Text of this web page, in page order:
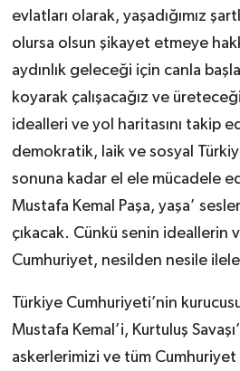
evlatları olarak, yaşadığımız
olursa olsun şikayet etmeye
aydınlık geleceği için canla
koyarak çalışacağız ve
idealleri ve yol haritasını takip
demokratik, laik ve sosyal
sonuna kadar el ele mücadele
Mustafa Kemal Paşa, yaşa’
çıkacak. Cünkü senin ideallerin
Cumhuriyet, nesilden nesile
Türkiye Cumhuriyeti’nin
Mustafa Kemal’i, Kurtuluş
askerlerimizi ve tüm Cumhuriyet